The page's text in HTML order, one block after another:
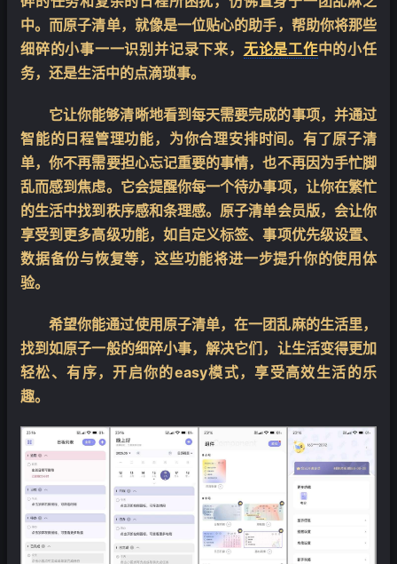
中。而原子清单，就像是一位贴心的助手，帮助你将那些
细碎的小事一一识别并记录下来， 无论是工作中的小任
务，还是生活中的点滴琐事。
它让你能够清晰地看到每天需要完成的事项，并通过
智能的日程管理功能，为你合理安排时间。有了原子清
单，你不再需要担心忘记重要的事情，也不再因为手忙脚
乱而感到焦虑。它会提醒你每一个待办事项，让你在繁忙
的生活中找到秩序感和条理感。原子清单会员版，会让你
享受到更多高级功能，如自定义标签、事项优先级设置、
数据备份与恢复等，这些功能将进一步提升你的使用体
验。
希望你能通过使用原子清单，在一团乱麻的生活里，
找到如原子一般的细碎小事，解决它们，让生活变得更加
轻松、有序，开启你的easy模式，享受高效生活的乐
趣。